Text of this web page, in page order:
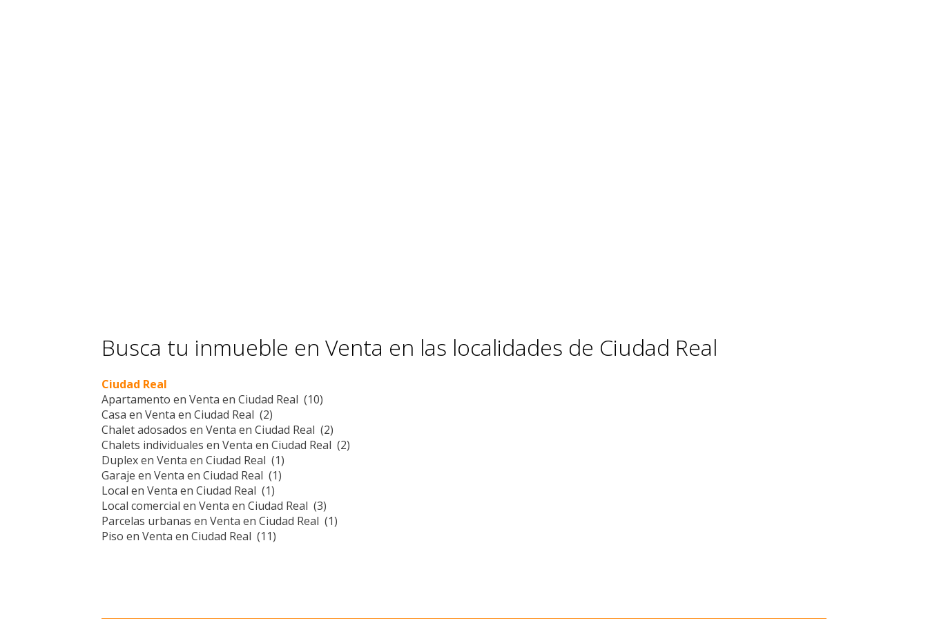
Busca tu inmueble en Venta en las localidades de Ciudad Real
Ciudad Real
Apartamento en Venta en Ciudad Real (10)
Casa en Venta en Ciudad Real (2)
Chalet adosados en Venta en Ciudad Real (2)
Chalets individuales en Venta en Ciudad Real (2)
Duplex en Venta en Ciudad Real (1)
Garaje en Venta en Ciudad Real (1)
Local en Venta en Ciudad Real (1)
Local comercial en Venta en Ciudad Real (3)
Parcelas urbanas en Venta en Ciudad Real (1)
Piso en Venta en Ciudad Real (11)